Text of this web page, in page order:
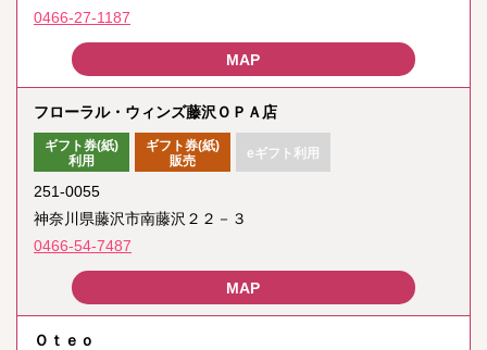
0466-27-1187
フローラル・ウィンズ藤沢ＯＰＡ店
ギフト券(紙)
利用
ギフト券(紙)
販売
eギフト利用
251-0055
神奈川県藤沢市南藤沢２２－３
0466-54-7487
Ｏｔｅｏ